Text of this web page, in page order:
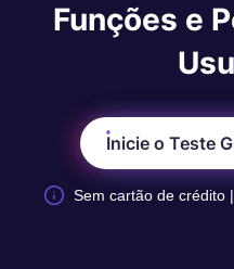
Funções e
Inicie o Teste
Sem cartão de crédito